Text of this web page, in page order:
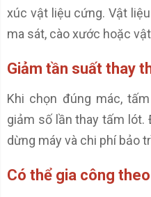
xúc vật liệu cứng. Vật
ma sát, cào xước hoặc
Giảm tần suất thay
Khi chọn đúng mác,
giảm số lần thay tấm lót.
dừng máy và chi phí bảo
Có thể gia công